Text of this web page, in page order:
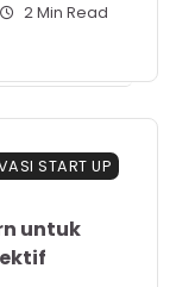
2 Min Read
START UP
untuk